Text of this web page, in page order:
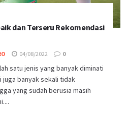
dan Terseru Rekomendasi
04/08/2022 0
satu jenis yang banyak diminati
juga banyak sekali tidak
yang sudah berusia masih